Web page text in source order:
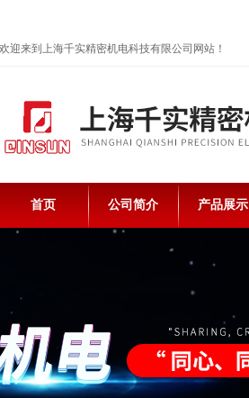
欢迎来到上海千实精密机电科技有限公司网站！
首页 公司简介 产品展示